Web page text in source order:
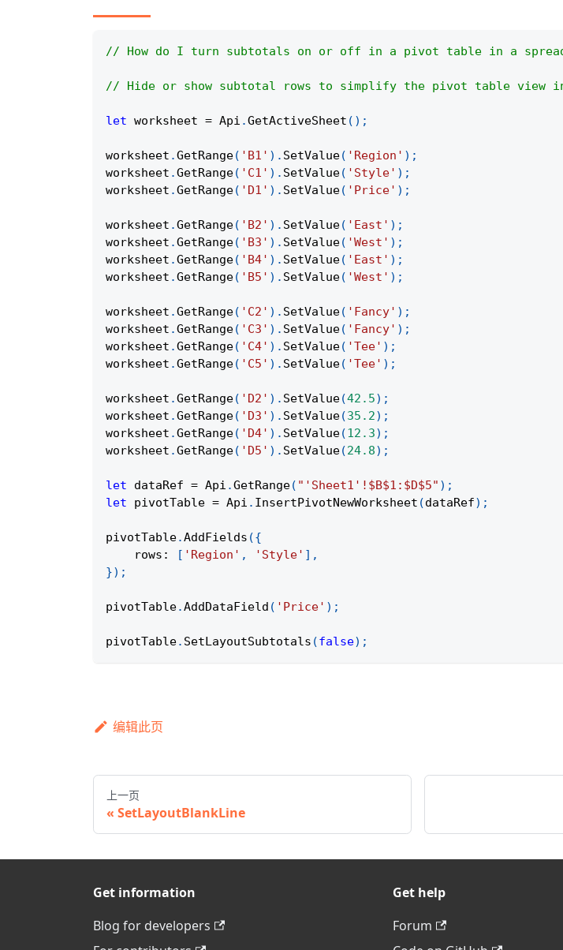
// How do I turn subtotals on or off in a pivot table in a
// Hide or show subtotal rows to simplify the pivot table view in
let worksheet = Api .GetActiveSheet ( ) ;
worksheet .GetRange( 'B1' ) . SetValue( 'Region' ) ;
worksheet .GetRange( 'C1' ) . SetValue( 'Style' ) ;
worksheet .GetRange( 'D1' ) . SetValue( 'Price' ) ;
worksheet .GetRange( 'B2' ) . SetValue( 'East' ) ;
worksheet .GetRange( 'B3' ) . SetValue( 'West' ) ;
worksheet .GetRange( 'B4' ) . SetValue( 'East' ) ;
worksheet .GetRange( 'B5' ) . SetValue( 'West' ) ;
worksheet .GetRange( 'C2' ) . SetValue( 'Fancy' ) ;
worksheet .GetRange( 'C3' ) . SetValue( 'Fancy' ) ;
worksheet .GetRange( 'C4' ) . SetValue( 'Tee' ) ;
worksheet .GetRange( 'C5' ) . SetValue( 'Tee' ) ;
worksheet .GetRange( 'D2' ) . SetValue(42.5) ;
worksheet .GetRange( 'D3' ) . SetValue(35.2) ;
worksheet .GetRange( 'D4' ) . SetValue(12.3) ;
worksheet .GetRange( 'D5' ) . SetValue(24.8) ;
let dataRef = Api .GetRange( "'Sheet1'!$B$1:$D$5" ) ;
let pivotTable = Api . InsertPivotNewWorksheet (dataRef) ;
pivotTable.AddFields ({
rows : [ 'Region' , 'Style' ] ,
}) ;
pivotTable.AddDataField ( 'Price' ) ;
pivotTable. SetLayoutSubtotals (false) ;
编辑此页
上一页
SetLayoutBlankLine
Get information
Blog for developers
Get help
Forum